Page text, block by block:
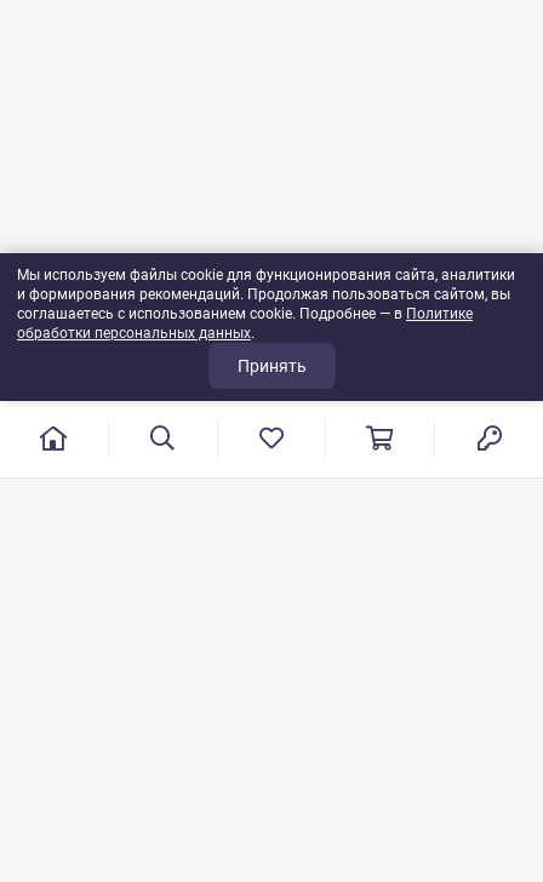
Мы используем файлы cookie для функционирования сайта, аналитики
и формирования рекомендаций. Продолжая пользоваться сайтом, вы
соглашаетесь с использованием cookie. Подробнее — в Политике
обработки персональных данных.
Принять